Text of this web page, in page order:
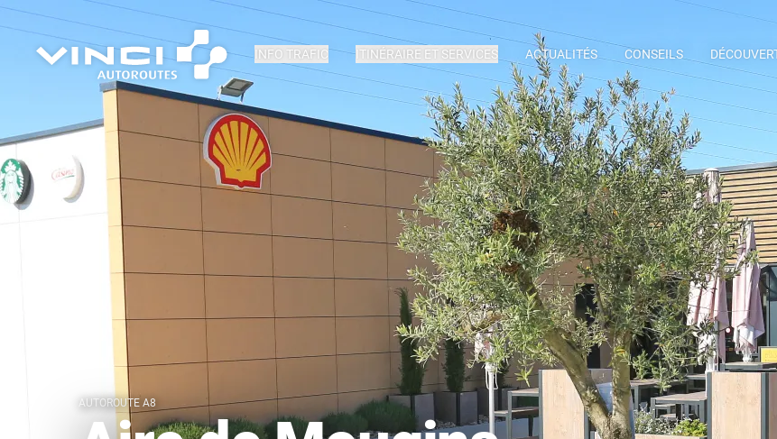
INFO TRAFIC ITINÉRAIRE ET SERVICES ACTUALITÉS CONSEILS
AUTOROUTE A8